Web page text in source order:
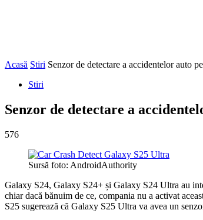
Acasă Stiri Senzor de detectare a accidentelor auto
Stiri
Senzor de detectare a
576
Sursă foto: AndroidAuthority
Galaxy S24, Galaxy S24+ și Galaxy S24 Ultra au
chiar dacă bănuim de ce, compania nu a activat
S25 sugerează că Galaxy S25 Ultra va avea un